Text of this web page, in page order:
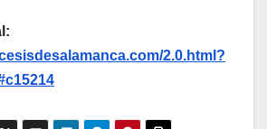
2.0.html?